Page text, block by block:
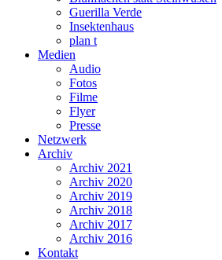
Guerilla Verde
Insektenhaus
plan t
Medien
Audio
Fotos
Filme
Flyer
Presse
Netzwerk
Archiv
Archiv 2021
Archiv 2020
Archiv 2019
Archiv 2018
Archiv 2017
Archiv 2016
Kontakt